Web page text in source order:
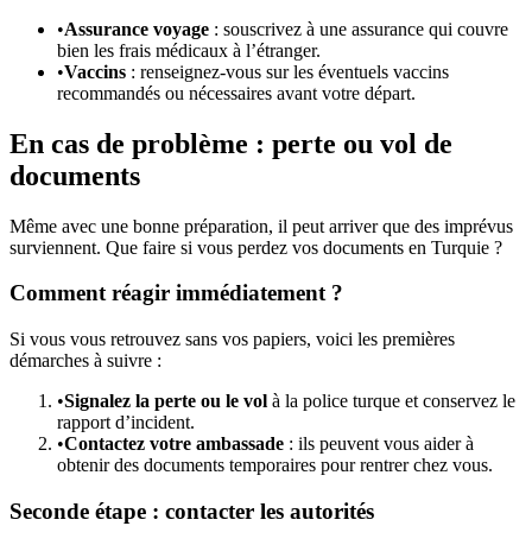
•Assurance voyage : souscrivez à une assurance qui couvre
bien les frais médicaux à l’étranger.
•Vaccins : renseignez-vous sur les éventuels vaccins
recommandés ou nécessaires avant votre départ.
En cas de problème : perte ou vol de
documents
Même avec une bonne préparation, il peut arriver que des imprévus
surviennent. Que faire si vous perdez vos documents en Turquie ?
Comment réagir immédiatement ?
Si vous vous retrouvez sans vos papiers, voici les premières
démarches à suivre :
•Signalez la perte ou le vol à la police turque et conservez le
rapport d’incident.
•Contactez votre ambassade : ils peuvent vous aider à
obtenir des documents temporaires pour rentrer chez vous.
Seconde étape : contacter les autorités